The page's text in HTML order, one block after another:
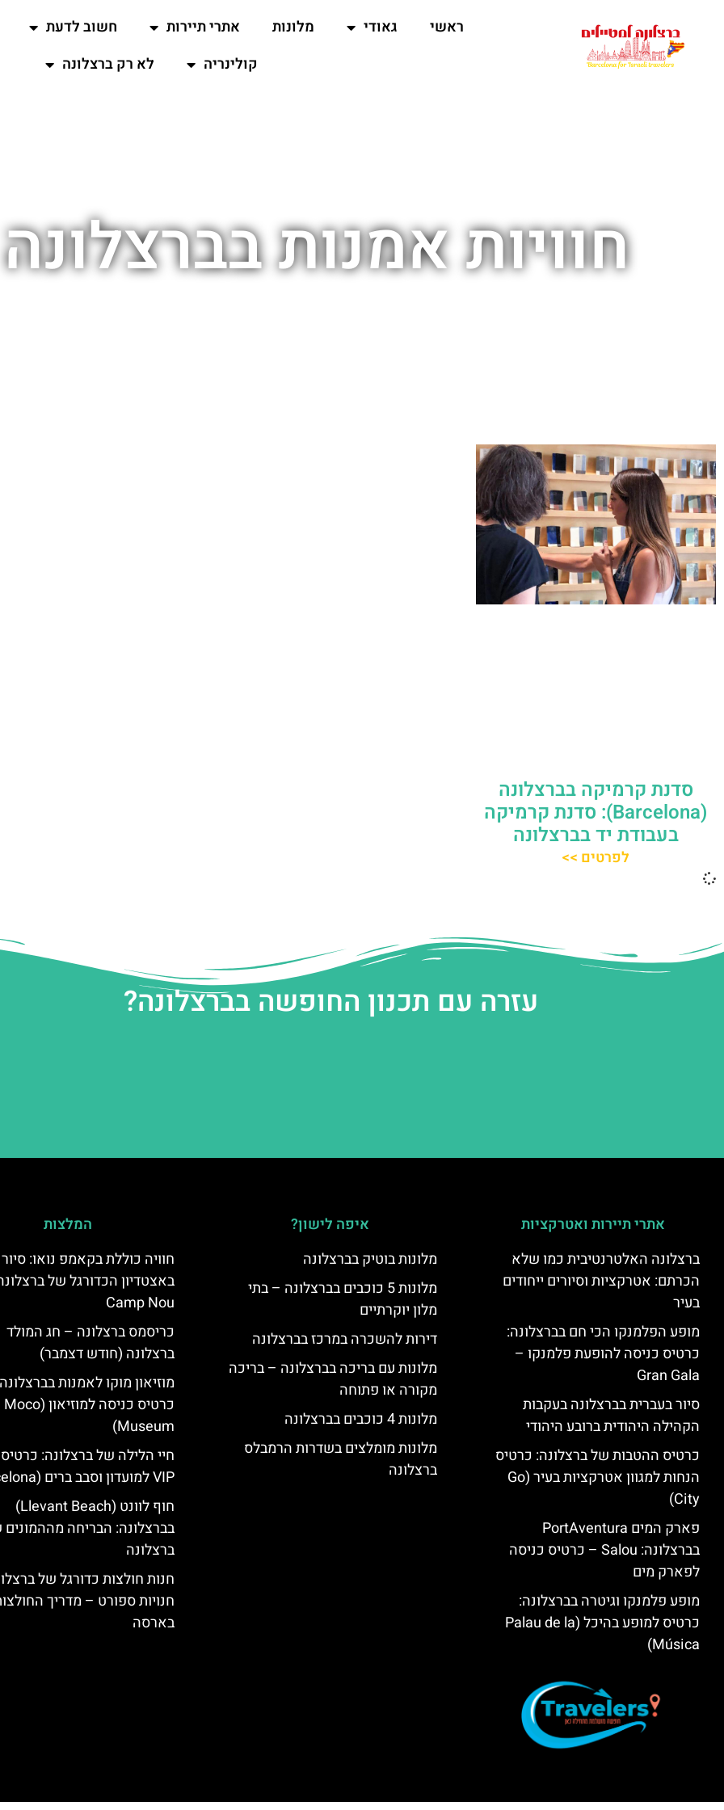
ראשי גאודי מלונות אתרי תיירות
חשוב לדעת
קולינריה
לא רק ברצלונה
חוויות אמנות
סדנת קרמיקה בברצלונה
(Barcelona): סדנת קרמיקה
בעבודת יד בברצלונה
לפרטים >>
עזרה עם תכנון החופשה בברצלונה?
אתרי תיירות ואטרקציות
ברצלונה האלטרנטיבית כמו שלא
הכרתם: אטרקציות וסיורים ייחודים
בעיר
מופע הפלמנקו הכי חם בברצלונה:
כרטיס כניסה להופעת פלמנקו –
Gran Gala
סיור בעברית בברצלונה בעקבות
הקהילה היהודית ברובע היהודי
כרטיס ההטבות של ברצלונה: כרטיס
הנחות למגוון אטרקציות בעיר (Go
City)
פארק המים PortAventura
בברצלונה: Salou – כרטיס כניסה
לפארק מים
מופע פלמנקו וגיטרה בברצלונה:
כרטיס למופע בהיכל (Palau de la
Música)
איפה לישון?
מלונות בוטיק בברצלונה
מלונות 5 כוכבים בברצלונה – בתי
מלון יוקרתיים
דירות להשכרה במרכז בברצלונה
מלונות עם בריכה בברצלונה – בריכה
מקורה או פתוחה
מלונות 4 כוכבים בברצלונה
מלונות מומלצים בשדרות הרמבלס
ברצלונה
המלצות
חוויה כוללת בקאמפ נואו: סיור
באצטדיון הכדורגל של
Camp Nou
כריסמס ברצלונה – חג המולד
ברצלונה (חודש דצמבר)
מוזיאון מוקו לאמנות
כרטיס כניסה למוזיאון (Moco
Museum)
חיי הלילה של ברצלונה:
VIP למועדון וסבב ברים (Barcelona)
חוף לוונט (Llevant Beach)
בברצלונה: הבריחה
ברצלונה
חנות חולצות כדורגל של
חנויות ספורט – מדריך
בארסה